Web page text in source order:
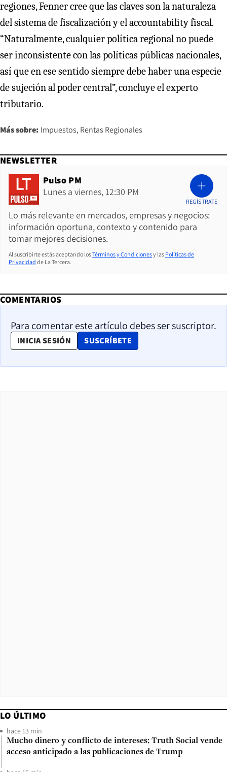
regiones, Fenner cree que las claves son la naturaleza
del sistema de fiscalización y el accountability fiscal.
“Naturalmente, cualquier política regional no puede
ser inconsistente con las políticas públicas nacionales,
así que en ese sentido siempre debe haber una especie
de sujeción al poder central”, concluye el experto
tributario.
Más sobre: Impuestos Rentas Regionales
NEWSLETTER
Pulso PM
Lunes a viernes, 12:30 PM
Lo más relevante en mercados, empresas y negocios:
información oportuna, contexto y contenido para
tomar mejores decisiones.
REGÍSTRATE
Al suscribirte estás aceptando losTérminos y Condicionesy las Políticas de
Privacidad de La Tercera.
COMENTARIOS
Para comentar este artículo debes ser suscriptor.
INICIA SESIÓN SUSCRÍBETE
OPENS IN NEW WINDOW
LO ÚLTIMO
hace 13 min
Mucho dinero y conflicto de intereses: Truth Social vende
acceso anticipado a las publicaciones de Trump